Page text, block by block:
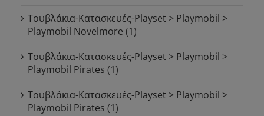
Τουβλάκια-Κατασκευές-Playset > Playmobil >
Playmobil Novelmore (1)
Τουβλάκια-Κατασκευές-Playset > Playmobil >
Playmobil Pirates (1)
Τουβλάκια-Κατασκευές-Playset > Playmobil >
Playmobil Pirates (1)